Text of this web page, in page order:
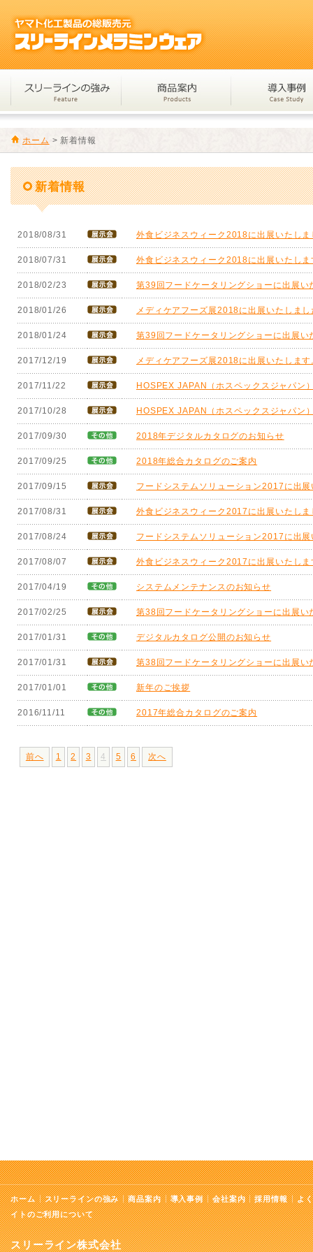
ホーム > 新着情報
新着情報
2018/08/31 外食ビジネスウィーク2018に出展いたしま
2018/07/31 外食ビジネスウィーク2018に出展いたしま
2018/02/23 第39回フードケータリングショーに出展い
2018/01/26 メディケアフーズ展2018に出展いたしまし
2018/01/24 第39回フードケータリングショーに出展い
2017/12/19 メディケアフーズ展2018に出展いたします
2017/11/22 HOSPEX JAPAN（ホスペックスジャパン
2017/10/28 HOSPEX JAPAN（ホスペックスジャパン
2017/09/30 2018年デジタルカタログのお知らせ
2017/09/25 2018年総合カタログのご案内
2017/09/15 フードシステムソリューション2017に出
2017/08/31 外食ビジネスウィーク2017に出展いたしま
2017/08/24 フードシステムソリューション2017に出
2017/08/07 外食ビジネスウィーク2017に出展いたしま
2017/04/19 システムメンテナンスのお知らせ
2017/02/25 第38回フードケータリングショーに出展い
2017/01/31 デジタルカタログ公開のお知らせ
2017/01/31 第38回フードケータリングショーに出展い
2017/01/01 新年のご挨拶
2016/11/11 2017年総合カタログのご案内
前へ 1 2 3 4 5 6 次へ
ホーム スリーラインの強み 商品案内 導入事例 会社案内 採用情報
よ
イトのご利用について
スリーライン株式会社